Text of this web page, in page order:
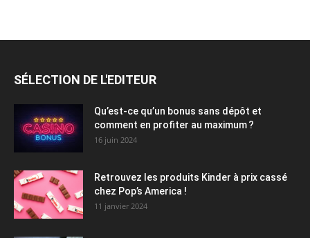
SÉLECTION DE L'EDITEUR
Qu’est-ce qu’un bonus sans dépôt et
comment en profiter au maximum ?
16 juin 2024
Retrouvez les produits Kinder à prix cassé
chez Pop’s America !
11 janvier 2024